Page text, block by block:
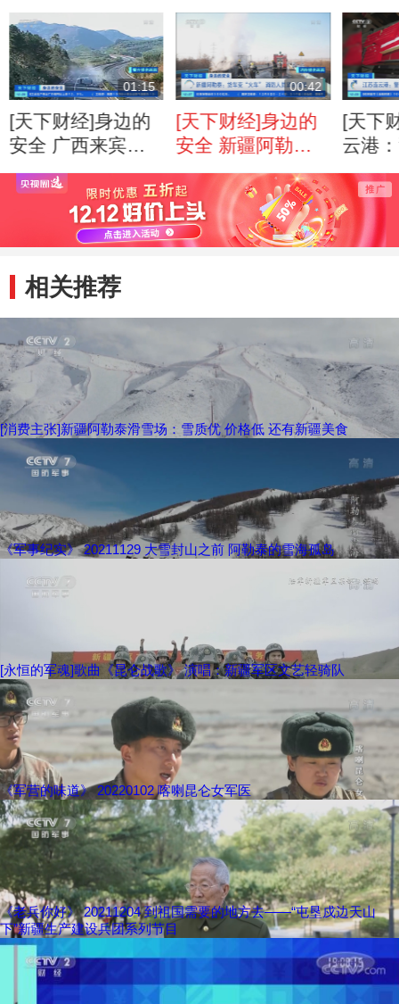
01:15
[天下财经]身边的
安全 广西来宾：
客车拉货超重 车
辆爆胎发生侧翻
00:42
[天下财经]身边的
安全 新疆阿勒
泰：货车变“火车”
消防人员紧急救援
[天下
云港
击 百
案告破
相关推荐
[消费主张]新疆阿勒泰滑雪场：雪质优 价格低 还有新疆美食
《军事纪实》 20211129 大雪封山之前 阿勒泰的雪海孤岛
[永恒的军魂]歌曲《昆仑战歌》 演唱：新疆军区文艺轻骑队
《军营的味道》 20220102 喀喇昆仑女军医
《老兵你好》 20211204 到祖国需要的地方去——“屯垦戍边天山
下”新疆生产建设兵团系列节目